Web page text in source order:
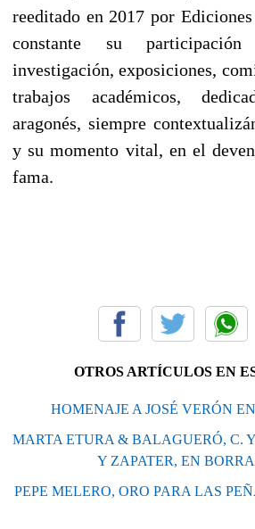
reeditado en 2017 por
constante su
investigación, exposiciones,
trabajos académicos,
aragonés, siempre
y su momento vital, en el
fama.
OTROS ARTÍCULOS EN
HOMENAJE A JOSÉ VERÓN
MARTA ETURA & BALAGUERÓ, C.
Y ZAPATER, EN
PEPE MELERO, ORO PARA LAS